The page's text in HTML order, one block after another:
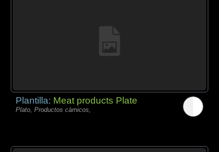
Plantilla: Meat products Plate
Plato, Productos càrnicos,